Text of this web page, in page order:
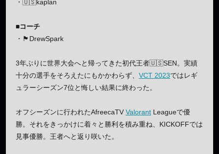
・🇺🇸kaplan
■コーチ
・🏴󠁧󠁢󠁳󠁣󠁴󠁿DrewSpark
3年ぶりに世界大会へと帰ってきた初代王者🇺🇸SEN。実績
十分の選手をそろえたにもかかわらず、 VCT 2023ではレギ
ュラーシーズン7位と悔しい結果に終わった。
オフシーズンに行われたAfreecaTV Valorant Leagueで優
勝。それをきっかけに着々と勝利を積み重ね、KICKOFFでは
見事優勝。王者へと返り咲いた。